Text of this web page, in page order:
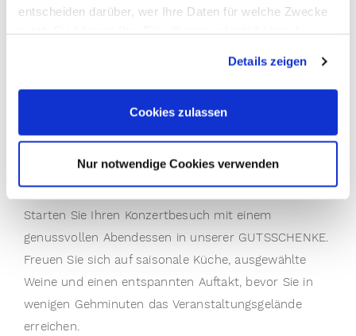
entscheiden darüber, wer Ihre Daten für welche Zwecke
Trigger Symbol ändern oder widerrufen
Wenn Sie es erlauben, würden wir auch gerne:
welche bis auf einige Meter genau sein können
Ihr Gerät durch aktives Scannen nach bestimmten
Merkmalen (Fingerprinting) identifizieren
Erfahren Sie mehr darüber, wie Ihre persönlichen Daten
Abschnitt Einzelheitenfest.
Wir verwenden Cookies, um Inhalte und Anzeigen zu
personalisieren, Funktionen für soziale Medien anbieten
zu können und die Zugriffe auf unsere Website zu
Details zeigen
Cookies zulassen
Nur notwendige Cookies verwenden
gehört zu den Sommerhighlights in Ludwigsburg.
Vor der malerischen Kulisse des Seeschlosses
besondere Ambiente macht jeden Abend zu einem
einzigartigen Erlebnis.
Starten Sie Ihren Konzertbesuch mit einem
genussvollen Abendessen in unserer GUTSSCHENKE.
Freuen Sie sich auf saisonale Küche, ausgewählte
Weine und einen entspannten Auftakt, bevor Sie in
wenigen Gehminuten das Veranstaltungsgelände
erreichen.